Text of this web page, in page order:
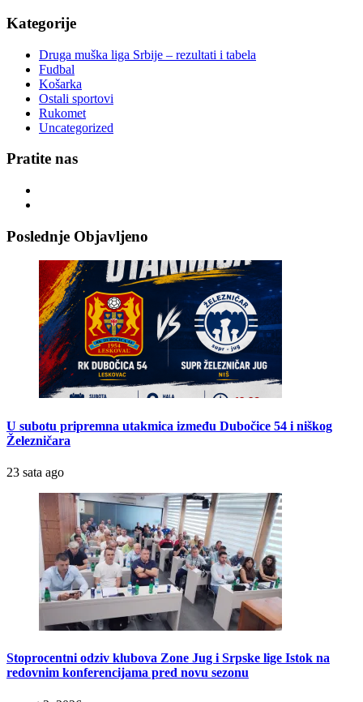
Kategorije
Druga muška liga Srbije – rezultati i tabela
Fudbal
Košarka
Ostali sportovi
Rukomet
Uncategorized
Pratite nas
Poslednje Objavljeno
U subotu pripremna utakmica između Dubočice 54 i niškog
Železničara
23 sata ago
Stoprocentni odziv klubova Zone Jug i Srpske lige Istok na
redovnim konferencijama pred novu sezonu